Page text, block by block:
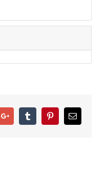
Google+ Tumblr PinterestEmail